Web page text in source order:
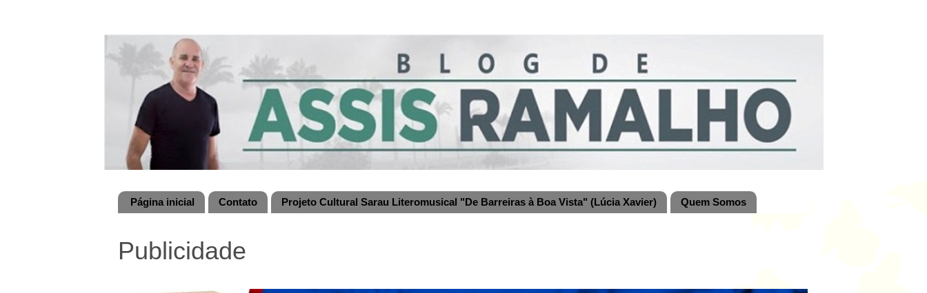
Página inicial Contato Projeto Cultural Sarau Literomusical "De Barreiras à Boa Vista" (Lúcia Xavier) Quem Somos
Publicidade